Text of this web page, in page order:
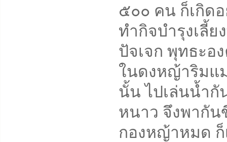
๕๐๐ คน ก็เกิด
ทำกิจบำรุงเลี้
ปัจเจก พุทธะอ
ในดงหญ้าริมแ
นั้น ไปเล่นน้ำ
หนาว จึงพากั
กองหญ้าหมด ก็